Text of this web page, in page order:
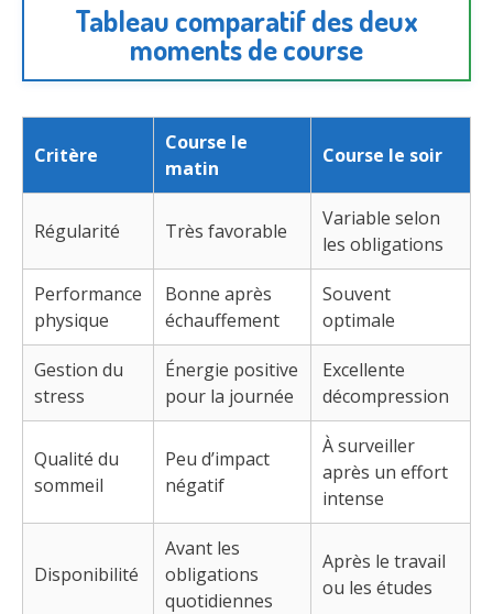
Tableau comparatif des deux
moments de course
Critère
Course le
matin
Course le soir
Régularité Très favorable
Variable selon
les obligations
Performance
physique
Bonne après
échauffement
Souvent
optimale
Gestion du
stress
Énergie positive
pour la journée
Excellente
décompression
Qualité du
sommeil
Peu d’impact
négatif
À surveiller
après un effort
intense
Disponibilité
Avant les
obligations
quotidiennes
Après le travail
ou les études